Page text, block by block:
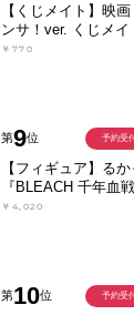
【くじメイト】映
ンサ！ver. くじメイ
￥770
第9位
【フィギュア】る
『BLEACH 千年血
￥4,020
予約受
第10位 予約受